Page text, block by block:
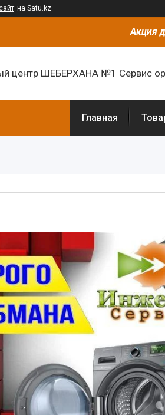
на Satu.kz
Акция
центр ШЕБЕРХАНА №1 Сервис
Главная